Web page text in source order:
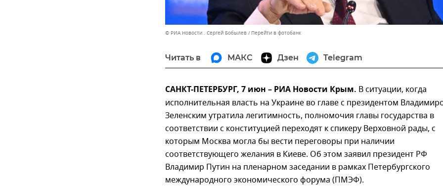
© РИА Новости . Сергей Бобылев Перейти в фотобанк
Читать в МАКС Дзен Telegram
САНКТ-ПЕТЕРБУРГ, 7 июн – РИА Новости Крым. В ситуации, когда
исполнительная власть на Украине во главе с президентом
Зеленским утратила легитимность, полномочия главы государства в
соответствии с конституцией переходят к спикеру Верховной рады, с
которым Москва могла бы вести переговоры при наличии
соответствующего желания в Киеве. Об этом заявил президент РФ
Владимир Путин на пленарном заседании в рамках Петербургского
международного экономического форума (ПМЭФ).